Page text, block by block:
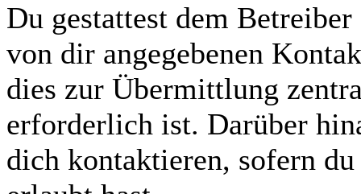
Du gestattest dem
von dir angegebenen
dies zur Übermittlung
erforderlich ist. Darüber
dich kontaktieren, sofern